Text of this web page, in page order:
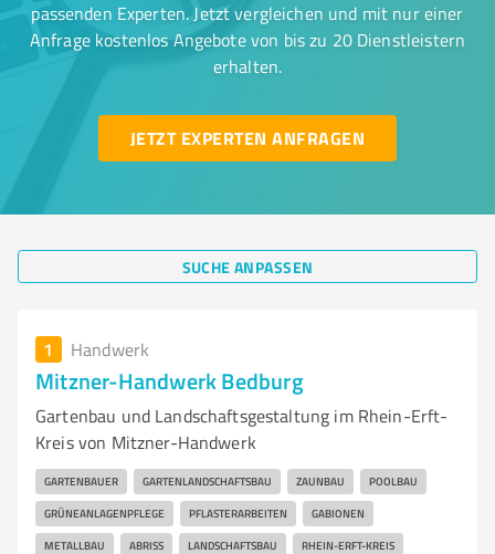
passenden Experten. Jetzt vergleichen und mit nur einer
Anfrage kostenlos Angebote von bis zu 20 Dienstleistern
erhalten.
JETZT EXPERTEN ANFRAGEN
SUCHE ANPASSEN
1 Handwerk
Mitzner-Handwerk Bedburg
Gartenbau und Landschaftsgestaltung im Rhein-Erft-
Kreis von Mitzner-Handwerk
GARTENBAUER GARTENLANDSCHAFTSBAU ZAUNBAU POOLBAU
GRÜNEANLAGENPFLEGE PFLASTERARBEITEN GABIONEN
METALLBAU ABRISS LANDSCHAFTSBAU RHEIN-ERFT-KREIS